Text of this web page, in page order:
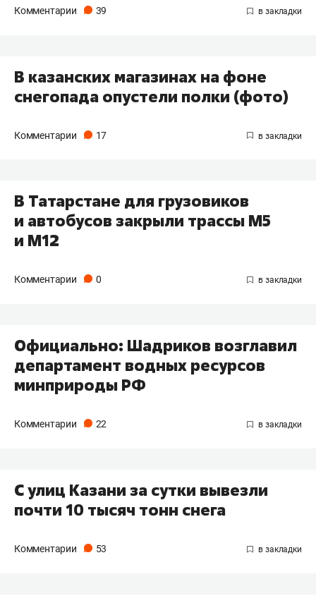
Комментарии 39
В казанских магазинах на фоне
снегопада опустели полки (фото)
Комментарии 17
В Татарстане для грузовиков
и автобусов закрыли трассы М5
и М12
Комментарии 0
Официально: Шадриков возглавил
департамент водных ресурсов
минприроды РФ
Комментарии 22
С улиц Казани за сутки вывезли
почти 10 тысяч тонн снега
Комментарии 53